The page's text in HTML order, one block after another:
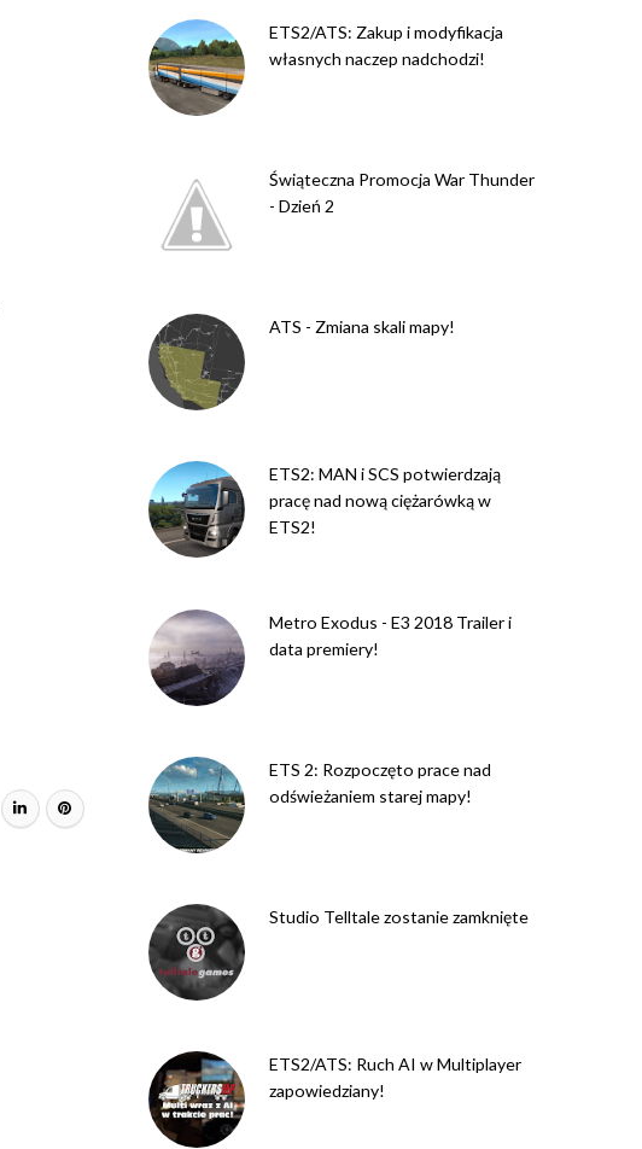
ETS2/ATS: Zakup i modyfikacja
własnych naczep nadchodzi!
Świąteczna Promocja War Thunder
- Dzień 2
ATS - Zmiana skali mapy!
ETS2: MAN i SCS potwierdzają
pracę nad nową ciężarówką w
ETS2!
Metro Exodus - E3 2018 Trailer i
data premiery!
ETS 2: Rozpoczęto prace nad
odświeżaniem starej mapy!
Studio Telltale zostanie zamknięte
ETS2/ATS: Ruch AI w Multiplayer
zapowiedziany!